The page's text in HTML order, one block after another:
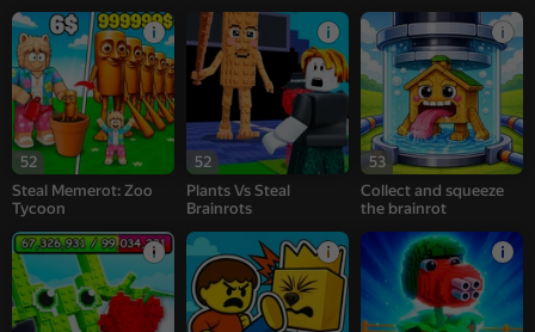
52
Steal Memerot: Zoo
Tycoon
52
Plants Vs Steal
Brainrots
53
Collect and squeeze
the brainrot